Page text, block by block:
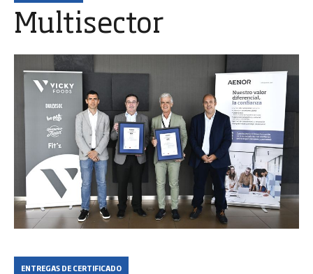
Multisector
ENTREGAS DE CERTIFICADO